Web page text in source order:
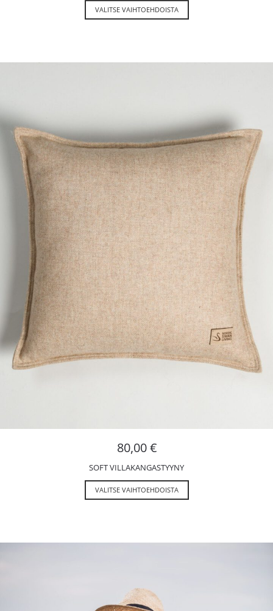
VALITSE VAIHTOEHDOISTA
80,00€
SOFT VILLAKANGASTYYNY
VALITSE VAIHTOEHDOISTA